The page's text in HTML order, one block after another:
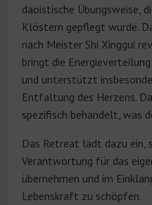
daoistische Übungsweise,
Klöstern gepflegt wurde.
nach Meister Shi Xinggui
bringt die
und unterstützt
Entfaltung des Herzens.
spezifisch behandelt, was
Das Retreat lädt dazu ein,
Verantwortung für das
übernehmen und im
Lebenskraft zu schöpfen.